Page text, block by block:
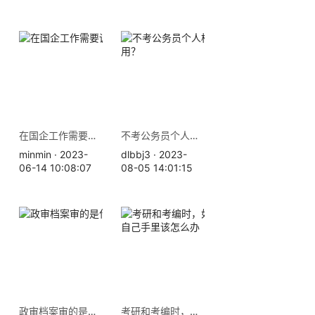
在国企工作需要调档吗？
minmin · 2023-
06-14 10:08:07
不考公务员个人档案有什么用？
dlbbj3 · 2023-
08-05 14:01:15
政审档案审的是什么？ 考研和考编时，如果档案在自己手里该怎么办